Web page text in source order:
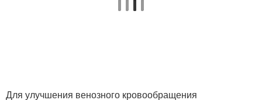
Для улучшения венозного кровообращения